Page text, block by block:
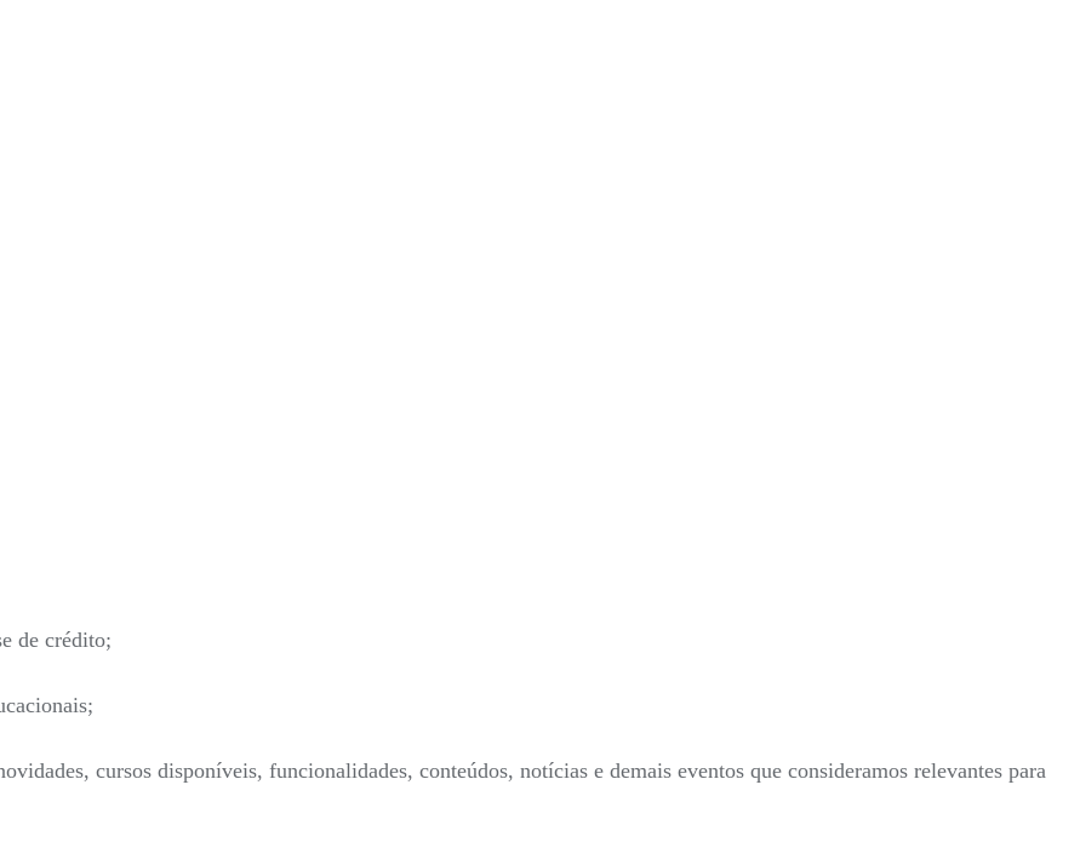
de crédito;
cursos disponíveis, funcionalidades, conteúdos, notícias e demais eventos que consideramos relevantes para